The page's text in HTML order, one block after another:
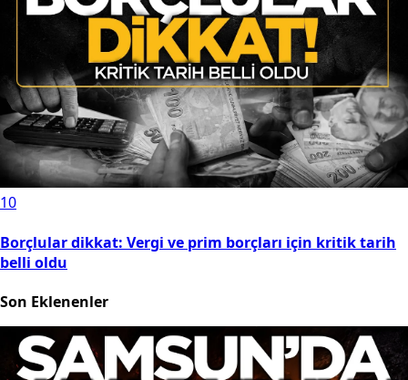
10
Borçlular dikkat: Vergi ve prim borçları için kritik tarih
belli oldu
Son Eklenenler